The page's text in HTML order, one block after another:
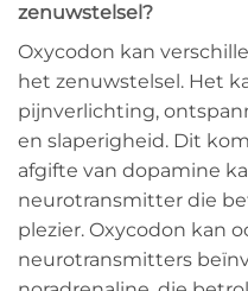
zenuwstelsel?
Oxycodon kan
het zenuwstelsel. Het
pijnverlichting,
en slaperigheid. Dit
afgifte van dopamine
neurotransmitter die
plezier. Oxycodon kan
neurotransmitters